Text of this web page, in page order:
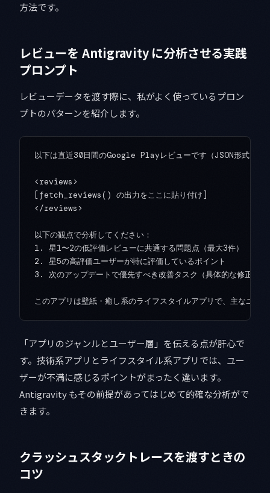
方法です。
レビューを Antigravity に分析させる実践
プロンプト
レビューデータを渡す際に、私がよく使っているプロン
プトのパターンを紹介します。
以下は直近30日間のGoogle Playレビューです（JSON形式）。
<reviews>
[fetch_reviews() の出力をここに貼り付け]
</reviews>
以下の観点で分析してください：
1. 星1〜2の低評価レビューに共通する問題点（最大3件）
2. 星5の高評価ユーザーが特に評価しているポイント
3. 次のアップデートで優先すべき改善タスク（具体的な修正内容
「アプリのジャンルとユーザー層」を伝える点が肝心で
す。技術系アプリとライフスタイル系アプリでは、ユー
ザーが不満に感じるポイントがまったく違います。
Antigravity もその前提があってはじめて的確な分析がで
きます。
クラッシュスタックトレースを渡すときの
コツ